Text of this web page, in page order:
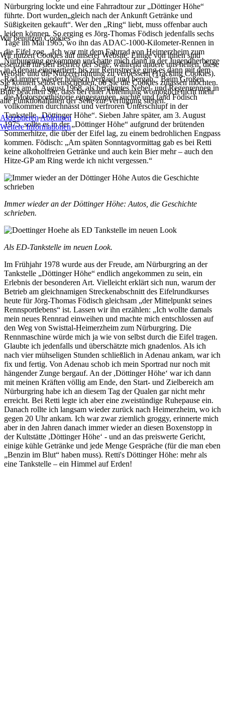
Nürburgring lockte und eine Fahrradtour zur „Döttinger Höhe“
führte. Dort wurden„gleich nach der Ankunft Getränke und
Süßigkeiten gekauft“. Wer den „Ring“ liebt, muss offenbar auch
leiden können. So erging es Jörg-Thomas Födisch jedenfalls sechs
Tage im Mai 1965, wo ihn das ADAC-1000-Kilometer-Rennen in
die Eifel zog. „Ich war mit dem Fahrrad von Heimerzheim zum
Nürburgring gekommen und hatte mich dann in der Jugendherberge
in Adenau einquartiert; bis zur Rennstrecke ging es dann mit dem
Rad immer wieder höllisch bergauf und bergab.“ Beim Großen
Preis am 4. August 1968, als berühmtes Nebel- und Regenrennen in
die Motorsporthistorie eingegangen, suchte und fand Födisch
vollkommen durchnässt und verfroren Unterschlupf in der
Tankstelle „Döttinger Höhe“. Sieben Jahre später, am 3. August
1975, sollte es in der „Döttinger Höhe“ aufgrund der brütenden
Sommerhitze, die über der Eifel lag, zu einem bedrohlichen Engpass
kommen. Födisch: „Am späten Sonntagvormittag gab es bei Retti
keine alkoholfreien Getränke und auch kein Bier mehr – auch den
Hitze-GP am Ring werde ich nicht vergessen.“
Immer wieder an der Döttinger Höhe: Autos, die Geschichte
schrieben.
Als ED-Tankstelle im neuen Look.
Im Frühjahr 1978 wurde aus der Freude, am Nürburgring an der
Tankstelle „Döttinger Höhe“ endlich angekommen zu sein, ein
Erlebnis der besonderen Art. Vielleicht erklärt sich nun, warum der
Betrieb am gleichnamigen Streckenabschnitt des Eifelrundkurses
heute für Jörg-Thomas Födisch gleichsam „der Mittelpunkt seines
Rennsportlebens“ ist. Lassen wir ihn erzählen: „Ich wollte damals
mein neues Rennrad einweihen und machte mich entschlossen auf
den Weg von Swisttal-Heimerzheim zum Nürburgring. Die
Rennmaschine würde mich ja wie von selbst durch die Eifel tragen.
Glaubte ich jedenfalls und überschätzte mich gnadenlos. Als ich
nach vier mühseligen Stunden schließlich in Adenau ankam, war ich
fix und fertig. Von Adenau schob ich mein Sportrad nur noch mit
hängender Zunge bergauf. An der ,Döttinger Höhe‘ war ich dann
mit meinen Kräften völlig am Ende, den Start- und Zielbereich am
Nürburgring habe ich an diesem Tag der Qualen gar nicht mehr
erreicht. Bei Retti legte ich aber eine zweistündige Ruhepause ein.
Danach rollte ich langsam wieder zurück nach Heimerzheim, wo ich
gegen 20 Uhr ankam. Ich war zwar ziemlich groggy, erinnerte mich
aber in den Jahren danach immer wieder an diesen Boxenstopp in
der Kultstätte ,Döttinger Höhe‘ - und an das preiswerte Gericht,
einige kühle Getränke und jede Menge Gespräche (für die man eben
„Benzin im Blut“ haben muss). Retti's Döttinger Höhe: mehr als
eine Tankstelle – ein Himmel auf Erden!
Wir benutzen Cookies
Wir nutzen Cookies auf unserer Website. Einige von ihnen sind
essenziell für den Betrieb der Seite, während andere uns helfen, diese
Website und die Nutzererfahrung zu verbessern (Tracking Cookies).
Sie können selbst entscheiden, ob Sie die Cookies zulassen möchten.
Bitte beachten Sie, dass bei einer Ablehnung womöglich nicht mehr
alle Funktionalitäten der Seite zur Verfügung stehen.
AkzeptierenAblehnen
Weitere Informationen